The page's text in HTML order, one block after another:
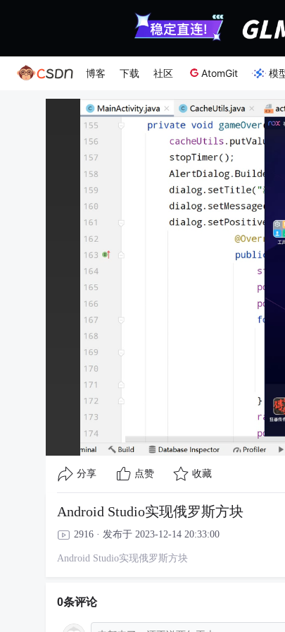
博客 下载 社区 AtomGit 模
分享 点赞 收藏
Android Studio实现俄罗斯方块
2916 · 发布于 2023-12-14 20:33:00
Android Studio实现俄罗斯方块
0条评论